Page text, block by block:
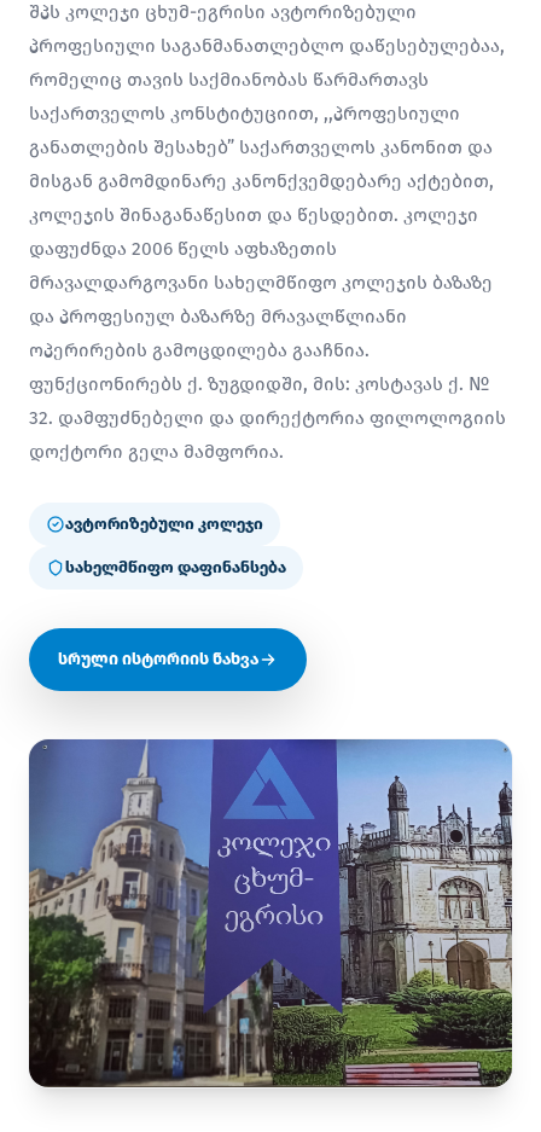
შპს კოლეჯი ცხუმ-ეგრისი ავტორიზებული
პროფესიული საგანმანათლებლო დაწესებულებაა,
რომელიც თავის საქმიანობას წარმართავს
საქართველოს კონსტიტუციით, ,,პროფესიული
განათლების შესახებ” საქართველოს კანონით და
მისგან გამომდინარე კანონქვემდებარე აქტებით,
კოლეჯის შინაგანაწესით და წესდებით. კოლეჯი
დაფუძნდა 2006 წელს აფხაზეთის
მრავალდარგოვანი სახელმწიფო კოლეჯის ბაზაზე
და პროფესიულ ბაზარზე მრავალწლიანი
ოპერირების გამოცდილება გააჩნია.
ფუნქციონირებს ქ. ზუგდიდში, მის: კოსტავას ქ. №
32. დამფუძნებელი და დირექტორია ფილოლოგიის
დოქტორი გელა მამფორია.
ავტორიზებული კოლეჯი
სახელმწიფო დაფინანსება
სრული ისტორიის ნახვა